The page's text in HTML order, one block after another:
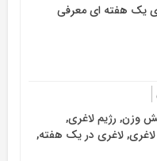
یک هفته ای معرفی
وزن, رژیم لاغری,
لاغری,لاغری در یک هفته,